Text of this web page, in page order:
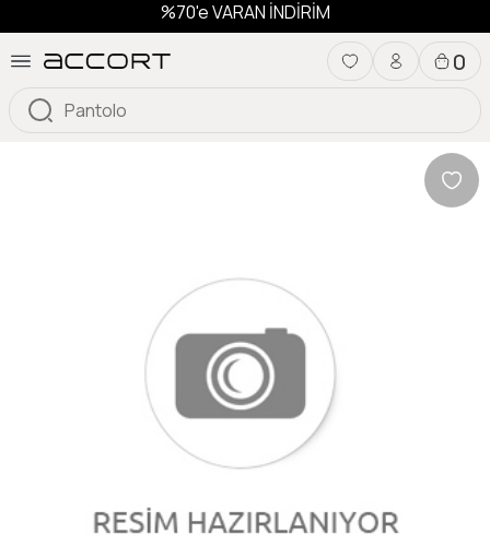
%70'e VARAN İNDİRİM
0